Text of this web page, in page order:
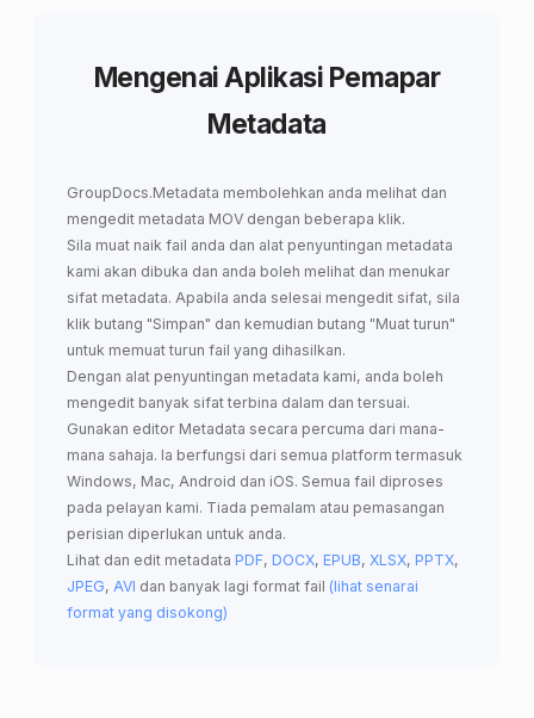
Mengenai Aplikasi Pemapar
Metadata
GroupDocs.Metadata membolehkan anda melihat dan
mengedit metadata MOV dengan beberapa klik.
Sila muat naik fail anda dan alat penyuntingan metadata
kami akan dibuka dan anda boleh melihat dan menukar
sifat metadata. Apabila anda selesai mengedit sifat, sila
klik butang "Simpan" dan kemudian butang "Muat turun"
untuk memuat turun fail yang dihasilkan.
Dengan alat penyuntingan metadata kami, anda boleh
mengedit banyak sifat terbina dalam dan tersuai.
Gunakan editor Metadata secara percuma dari mana-
mana sahaja. Ia berfungsi dari semua platform termasuk
Windows, Mac, Android dan iOS. Semua fail diproses
pada pelayan kami. Tiada pemalam atau pemasangan
perisian diperlukan untuk anda.
Lihat dan edit metadata PDF, DOCX, EPUB, XLSX, PPTX,
JPEG, AVI dan banyak lagi format fail (lihat senarai
format yang disokong)